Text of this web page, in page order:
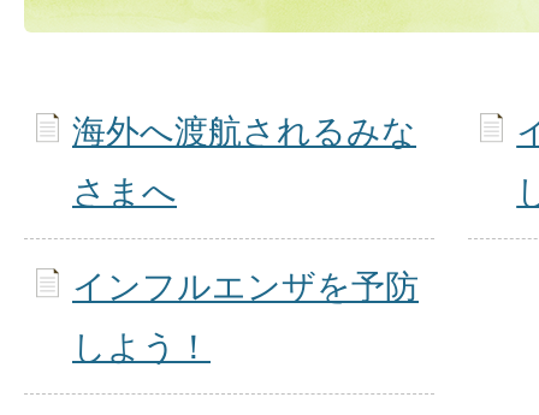
海外へ渡航されるみな
さまへ
インフルエンザを予防
しよう！